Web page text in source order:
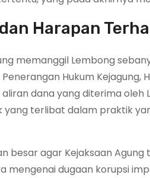
Harapan
memanggil Lembong
Hukum
dana yang diterima oleh
yang terlibat dalam praktik
besar agar Kejaksaan
mengenai dugaan korupsi